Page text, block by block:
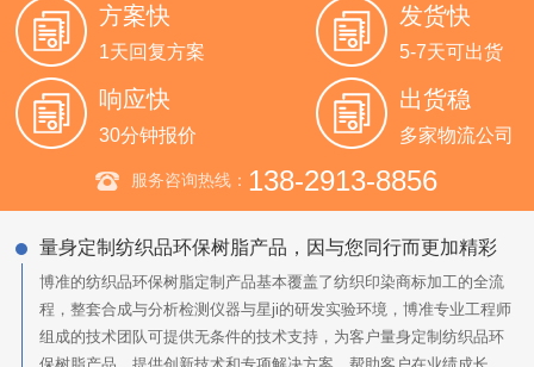
方案快
1天回复方案
发货快
5-7天可出货
响应快
30分钟报价
出货稳
多家物流公司
服务咨询热线： 138-2913-8856
量身定制纺织品环保树脂产品，因与您同行而更加精彩
博准的纺织品环保树脂定制产品基本覆盖了纺织印染商标加工的全流
程，整套合成与分析检测仪器与星ji的研发实验环境，博准专业工程师
组成的技术团队可提供无条件的技术支持，为客户量身定制纺织品环